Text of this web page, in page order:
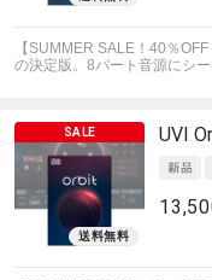
【SUMMER SALE！40％
の決定版。8パート音源にシ
UVI